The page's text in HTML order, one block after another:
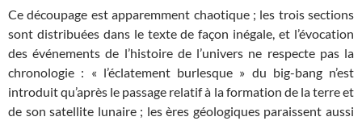
Ce découpage est apparemment chaotique ; les trois sections
sont distribuées dans le texte de façon inégale, et l’évocation
des événements de l’histoire de l’univers ne respecte pas la
chronologie : « l’éclatement burlesque » du big-bang n’est
introduit qu’après le passage relatif à la formation de la terre et
de son satellite lunaire ; les ères géologiques paraissent aussi